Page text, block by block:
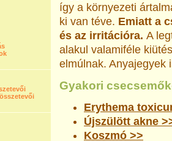
így a környezeti
ki van téve. Emiatt a
és az irritációra. A
alakul valamiféle
elmúlnak. Anyajegyek
Gyakori
Erythema
Újszülött akne
Koszmó >>